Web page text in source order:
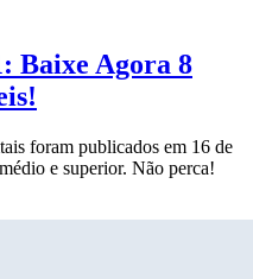
Baixe Agora 8
foram publicados em 16 de
e superior. Não perca!